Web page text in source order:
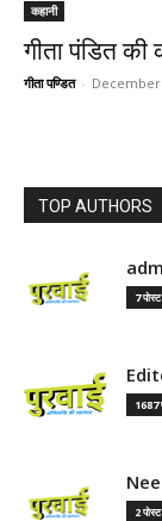
कहानी
गीता पंडित की
गीता पण्डित - December
TOP AUTHORS
7 पोस्ट
1687
2 पोस्ट